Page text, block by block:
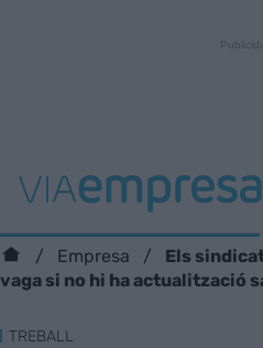
Empresa
Els
vaga si no hi ha actualització
TREBALL